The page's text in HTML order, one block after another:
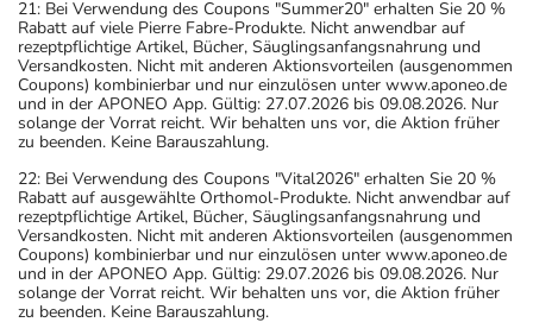
21: Bei Verwendung des Coupons "Summer20" erhalten Sie 20 %
Rabatt auf viele Pierre Fabre-Produkte. Nicht anwendbar auf
rezeptpflichtige Artikel, Bücher, Säuglingsanfangsnahrung und
Versandkosten. Nicht mit anderen Aktionsvorteilen (ausgenommen
Coupons) kombinierbar und nur einzulösen unter www.aponeo.de
und in der APONEO App. Gültig: 27.07.2026 bis 09.08.2026. Nur
solange der Vorrat reicht. Wir behalten uns vor, die Aktion früher
zu beenden. Keine Barauszahlung.
22: Bei Verwendung des Coupons "Vital2026" erhalten Sie 20 %
Rabatt auf ausgewählte Orthomol-Produkte. Nicht anwendbar auf
rezeptpflichtige Artikel, Bücher, Säuglingsanfangsnahrung und
Versandkosten. Nicht mit anderen Aktionsvorteilen (ausgenommen
Coupons) kombinierbar und nur einzulösen unter www.aponeo.de
und in der APONEO App. Gültig: 29.07.2026 bis 09.08.2026. Nur
solange der Vorrat reicht. Wir behalten uns vor, die Aktion früher
zu beenden. Keine Barauszahlung.